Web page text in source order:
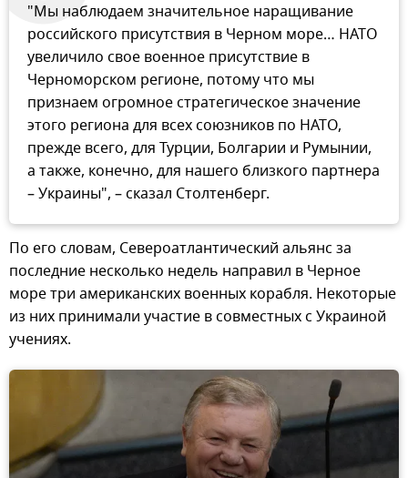
"Мы наблюдаем значительное наращивание
российского присутствия в Черном море… НАТО
увеличило свое военное присутствие в
Черноморском регионе, потому что мы
признаем огромное стратегическое значение
этого региона для всех союзников по НАТО,
прежде всего, для Турции, Болгарии и Румынии,
а также, конечно, для нашего близкого партнера
– Украины", – сказал Столтенберг.
По его словам, Североатлантический альянс за
последние несколько недель направил в Черное
море три американских военных корабля. Некоторые
из них принимали участие в совместных с Украиной
учениях.